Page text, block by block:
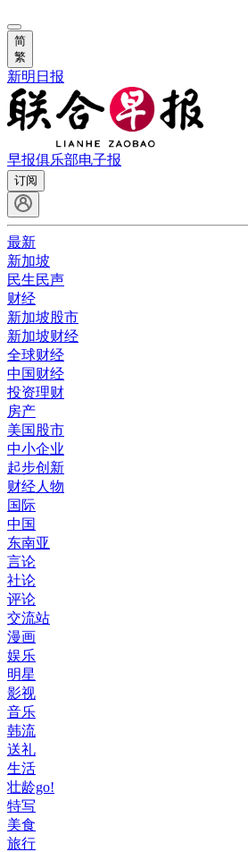
简
繁
新明日报
早报俱乐部电子报
订阅
最新
新加坡
民生民声
财经
新加坡股市
新加坡财经
全球财经
中国财经
投资理财
房产
美国股市
中小企业
起步创新
财经人物
国际
中国
东南亚
言论
社论
评论
交流站
漫画
娱乐
明星
影视
音乐
韩流
送礼
生活
壮龄go!
特写
美食
旅行